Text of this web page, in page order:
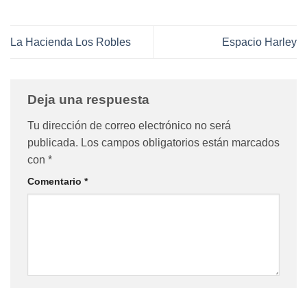
La Hacienda Los Robles Espacio Harley
Deja una respuesta
Tu dirección de correo electrónico no será
publicada. Los campos obligatorios están marcados
con *
Comentario *